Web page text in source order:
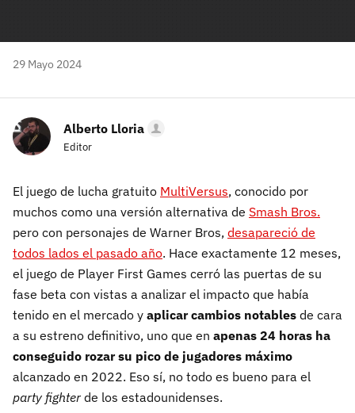
29 Mayo 2024
Alberto Lloria
Editor
El juego de lucha gratuito MultiVersus, conocido por
muchos como una versión alternativa de Smash Bros.
pero con personajes de Warner Bros, desapareció de
todos lados el pasado año. Hace exactamente 12 meses,
el juego de Player First Games cerró las puertas de su
fase beta con vistas a analizar el impacto que había
tenido en el mercado y aplicar cambios notables de cara
a su estreno definitivo, uno que en apenas 24 horas ha
conseguido rozar su pico de jugadores máximo
alcanzado en 2022. Eso sí, no todo es bueno para el
party fighter de los estadounidenses.